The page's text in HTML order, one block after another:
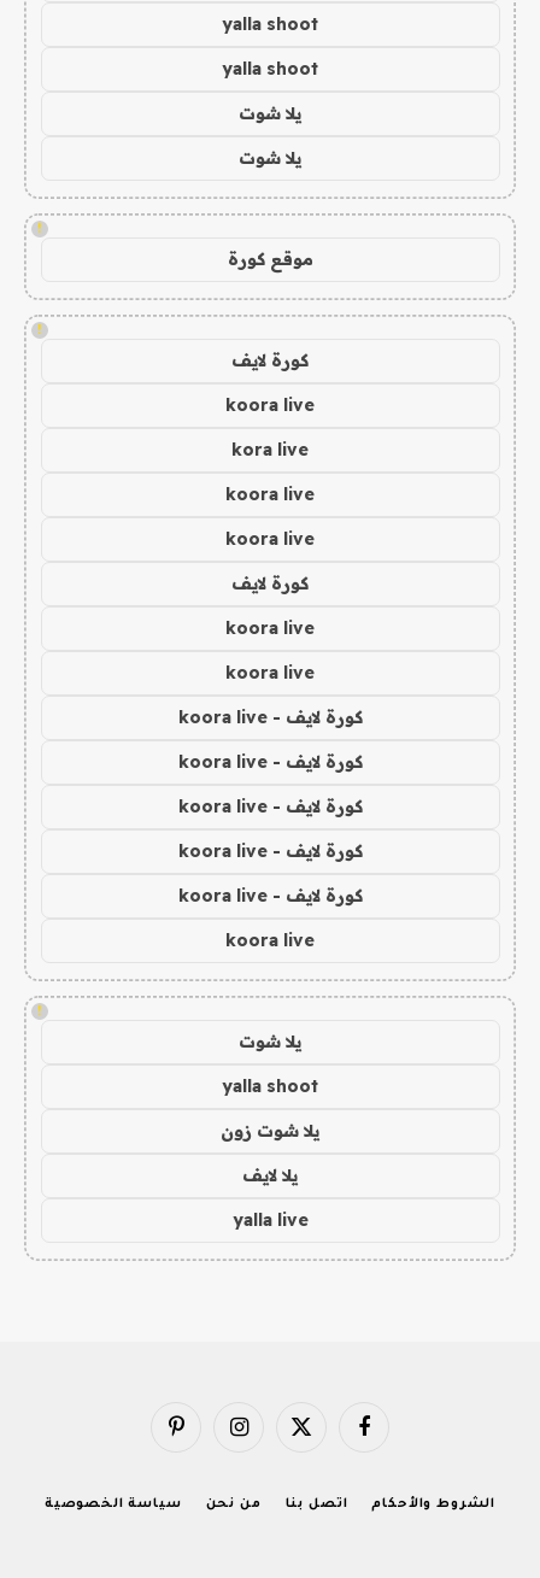
yalla shoot
yalla shoot
يلا شوت
يلا شوت
!
موقع كورة
!
كورة لايف
koora live
kora live
koora live
koora live
كورة لايف
koora live
koora live
كورة لايف - koora live
كورة لايف - koora live
كورة لايف - koora live
كورة لايف - koora live
كورة لايف - koora live
koora live
!
يلا شوت
yalla shoot
يلا شوت زون
يلا لايف
yalla live
فيسبوك X
الانستغرامبينتيريست
الشروط والأحكام اتصل بنا من نحن سياسة الخصوصية